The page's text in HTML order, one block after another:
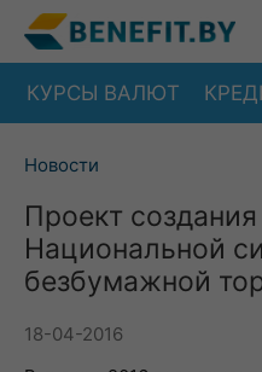
КУРСЫ ВАЛЮТ
Новости
Проект
Национальной
безбумажной
18-04-2016